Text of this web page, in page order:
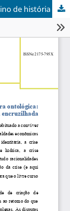
Crise como abertura ontológica: o campo do ensino de história na encruzilhada